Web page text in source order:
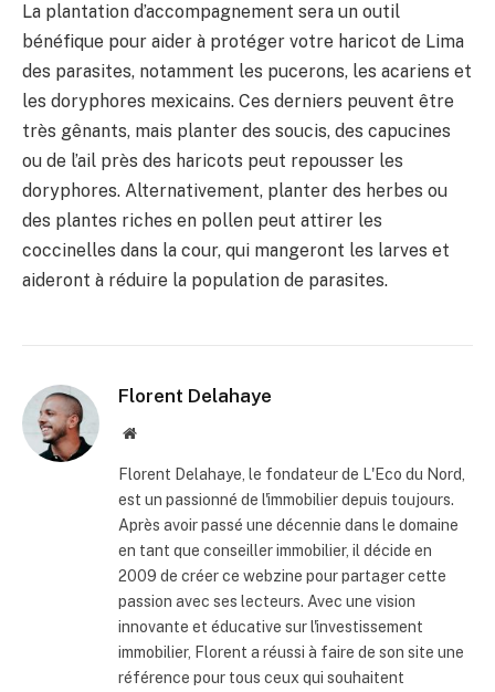
La plantation d’accompagnement sera un outil
bénéfique pour aider à protéger votre haricot de Lima
des parasites, notamment les pucerons, les acariens et
les doryphores mexicains. Ces derniers peuvent être
très gênants, mais planter des soucis, des capucines
ou de l’ail près des haricots peut repousser les
doryphores. Alternativement, planter des herbes ou
des plantes riches en pollen peut attirer les
coccinelles dans la cour, qui mangeront les larves et
aideront à réduire la population de parasites.
Florent Delahaye
Site
Florent Delahaye, le fondateur de L'Eco du Nord,
est un passionné de l'immobilier depuis toujours.
Après avoir passé une décennie dans le domaine
en tant que conseiller immobilier, il décide en
2009 de créer ce webzine pour partager cette
passion avec ses lecteurs. Avec une vision
innovante et éducative sur l'investissement
immobilier, Florent a réussi à faire de son site une
référence pour tous ceux qui souhaitent